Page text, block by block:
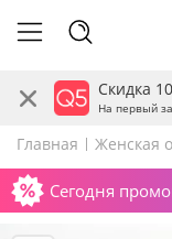
Скидка
На первый
Главная Женская
Сегодня